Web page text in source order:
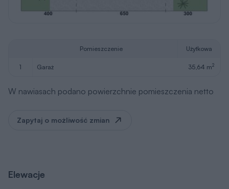
Pomieszczenie Użytkowa
1 garaż 35,64 m2
W nawiasach podano powierzchnie pomieszczenia netto
Zapytaj o możliwość zmian
Elewacje